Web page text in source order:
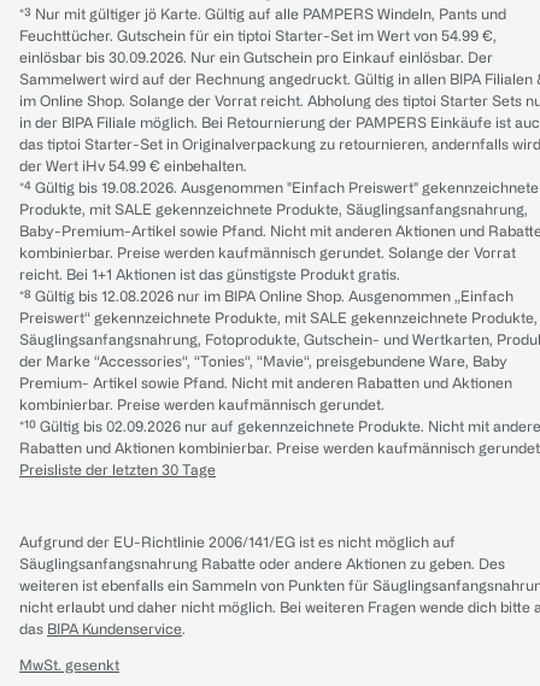
*³ Nur mit gültiger jö Karte. Gültig auf alle PAMPERS Windeln, Pants und
Feuchttücher. Gutschein für ein tiptoi Starter-Set im Wert von 54.99 €,
einlösbar bis 30.09.2026. Nur ein Gutschein pro Einkauf einlösbar. Der
Sammelwert wird auf der Rechnung angedruckt. Gültig in allen BIPA Filialen
im Online Shop. Solange der Vorrat reicht. Abholung des tiptoi Starter Sets
in der BIPA Filiale möglich. Bei Retournierung der PAMPERS Einkäufe ist
das tiptoi Starter-Set in Originalverpackung zu retournieren, andernfalls wird
der Wert iHv 54.99 € einbehalten.
*⁴ Gültig bis 19.08.2026. Ausgenommen "Einfach Preiswert" gekennzeichnete
Produkte, mit SALE gekennzeichnete Produkte, Säuglingsanfangsnahrung,
Baby-Premium-Artikel sowie Pfand. Nicht mit anderen Aktionen und
kombinierbar. Preise werden kaufmännisch gerundet. Solange der Vorrat
reicht. Bei 1+1 Aktionen ist das günstigste Produkt gratis.
*⁸ Gültig bis 12.08.2026 nur im BIPA Online Shop. Ausgenommen „Einfach
Preiswert“ gekennzeichnete Produkte, mit SALE gekennzeichnete Produkte,
Säuglingsanfangsnahrung, Fotoprodukte, Gutschein- und Wertkarten,
der Marke “Accessories“, “Tonies“, “Mavie“, preisgebundene Ware, Baby
Premium- Artikel sowie Pfand. Nicht mit anderen Rabatten und Aktionen
kombinierbar. Preise werden kaufmännisch gerundet.
*¹⁰ Gültig bis 02.09.2026 nur auf gekennzeichnete Produkte. Nicht mit
Rabatten und Aktionen kombinierbar. Preise werden kaufmännisch
Preisliste der letzten 30 Tage
Aufgrund der EU-Richtlinie 2006/141/EG ist es nicht möglich auf
Säuglingsanfangsnahrung Rabatte oder andere Aktionen zu geben. Des
weiteren ist ebenfalls ein Sammeln von Punkten für
nicht erlaubt und daher nicht möglich. Bei weiteren Fragen wende dich bitte
das BIPA Kundenservice.
MwSt. gesenkt